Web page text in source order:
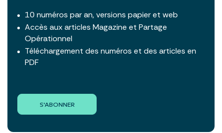
10 numéros par an, versions papier et web
Accès aux articles Magazine et Partage
Opérationnel
Téléchargement des numéros et des articles en
PDF
S'ABONNER